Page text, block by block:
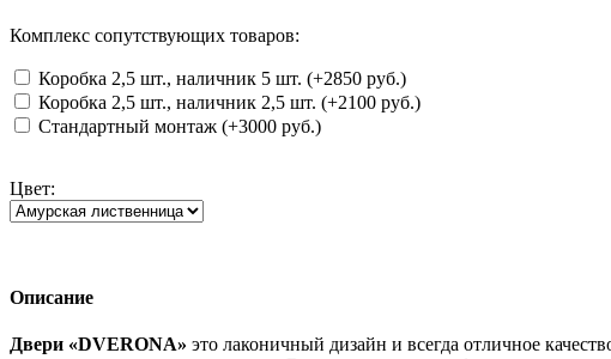
Комплекс сопутствующих товаров:
Коробка 2,5 шт., наличник 5 шт. (+2850 руб.)
Коробка 2,5 шт., наличник 2,5 шт. (+2100 руб.)
Стандартный монтаж (+3000 руб.)
Цвет:
Описание
Двери «DVERONA» это лаконичный дизайн и всегда отличное